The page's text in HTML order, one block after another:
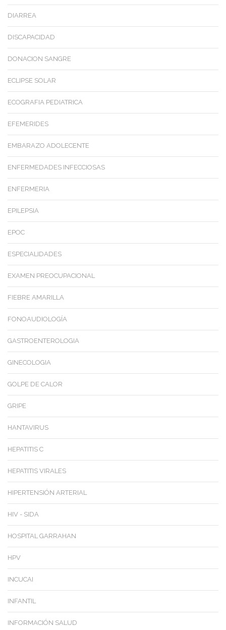
DIARREA
DISCAPACIDAD
DONACION SANGRE
ECLIPSE SOLAR
ECOGRAFIA PEDIATRICA
EFEMERIDES
EMBARAZO ADOLECENTE
ENFERMEDADES INFECCIOSAS
ENFERMERIA
EPILEPSIA
EPOC
ESPECIALIDADES
EXAMEN PREOCUPACIONAL
FIEBRE AMARILLA
FONOAUDIOLOGÍA
GASTROENTEROLOGIA
GINECOLOGIA
GOLPE DE CALOR
GRIPE
HANTAVIRUS
HEPATITIS C
HEPATITIS VIRALES
HIPERTENSIÓN ARTERIAL
HIV - SIDA
HOSPITAL GARRAHAN
HPV
INCUCAI
INFANTIL
INFORMACIÓN SALUD